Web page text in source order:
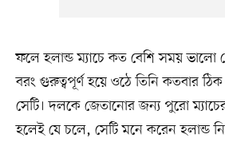
ফলে হলান্ড ম্যাচে কত বেশি সময় ভালো
বরং গুরুত্বপূর্ণ হয়ে ওঠে তিনি কতবার
সেটি। দলকে জেতানোর জন্য পুরো
হলেই যে চলে, সেটি মনে করেন হলান্ড